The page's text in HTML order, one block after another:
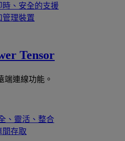
時、安全的支援
管理裝置
Tensor
端連線功能。
、靈活、整合
間存取